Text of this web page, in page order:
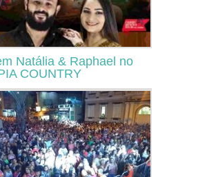
Natália & Raphael no
COUNTRY